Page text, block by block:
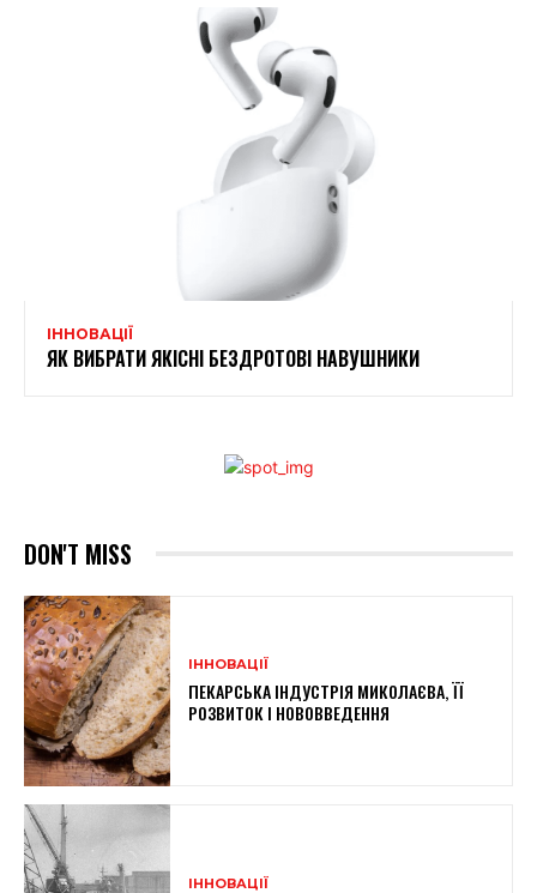
ІННОВАЦІЇ
ЯК ВИБРАТИ ЯКІСНІ БЕЗДРОТОВІ НАВУШНИКИ
DON'T MISS
ІННОВАЦІЇ
ПЕКАРСЬКА ІНДУСТРІЯ МИКОЛАЄВА, ЇЇ
РОЗВИТОК І НОВОВВЕДЕННЯ
ІННОВАЦІЇ